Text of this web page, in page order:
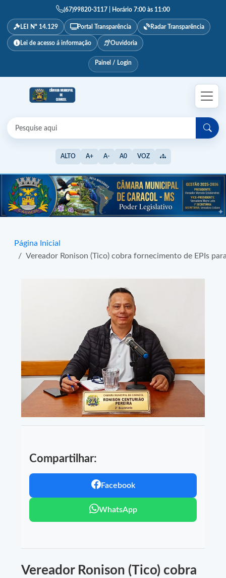
(67)99820-3117 | Horário 7:00 às 11:00
LEI Nº 14.129 Portal Transparência Radar Transparência
Lei de acesso á informação Ouvidoria
Painel / Login
ALTO A+ A- A0 VOZ
Página Inicial
Vereador Ronison (Tico) cobra fornecimento de EPIs
Compartilhar:
Facebook
WhatsApp
Vereador Ronison (Tico) cobra